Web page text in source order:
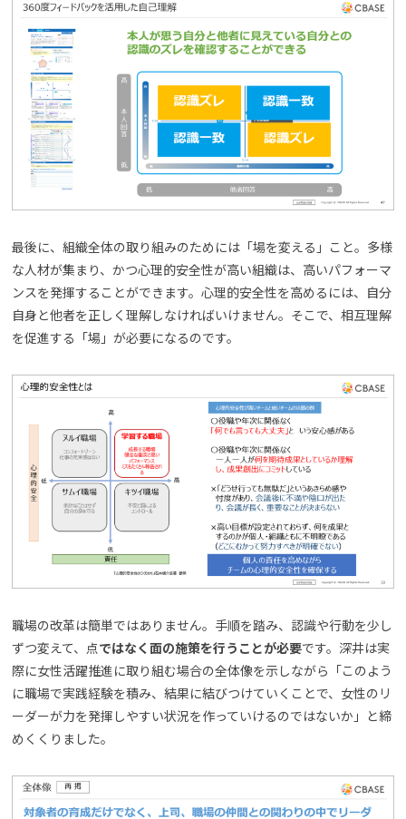
最後に、組織全体の取り組みのためには「場を変える」こと。多様
な人材が集まり、かつ心理的安全性が高い組織は、高いパフォーマ
ンスを発揮することができます。心理的安全性を高めるには、自分
自身と他者を正しく理解しなければいけません。そこで、相互理解
を促進する「場」が必要になるのです。
職場の改革は簡単ではありません。手順を踏み、認識や行動を少し
ずつ変えて、点ではなく面の施策を行うことが必要です。深井は実
際に女性活躍推進に取り組む場合の全体像を示しながら「このよう
に職場で実践経験を積み、結果に結びつけていくことで、女性のリ
ーダーが力を発揮しやすい状況を作っていけるのではないか」と締
めくくりました。